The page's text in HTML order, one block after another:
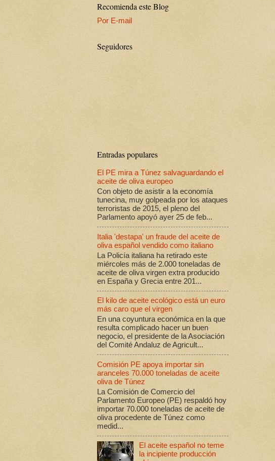
Recomienda este Blog
Por E-mail
Seguidores
Entradas populares
El PE mira a Túnez salvaguardando el
aceite de oliva europeo
Con objeto de asistir a la economía
tunecina, muy golpeada por los ataques
terroristas de 2015, el pleno del
Parlamento apoyó ayer 25 de feb...
Italia 'destapa' un fraude del aceite de
oliva español vendido como italiano
La Policía italiana ha retirado este
miércoles más de 2.000 toneladas de
aceite de oliva virgen extra producido
en España y Grecia entre 201...
El kilo de aceite ecológico está un euro
más caro que el virgen
En una coyuntura económica en la que
resulta complicado hacer un buen
negocio, el presidente de la Asociación
del Comité Andaluz de Agricult...
Comisión PE apoya importar sin
aranceles 70.000 toneladas de aceite
oliva de Túnez
La Comisión de Comercio del
Parlamento Europeo (PE) respaldó hoy
importar 70.000 toneladas de aceite de
oliva procedente de Túnez como
medid...
El aceite español no teme
la incipiente producción